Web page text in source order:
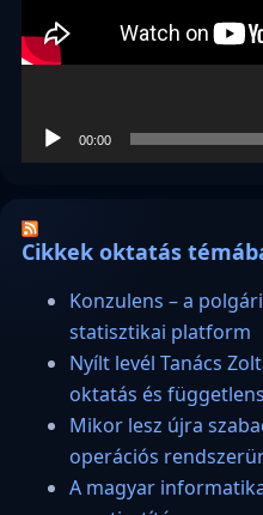
00:00
Cikkek oktatás
Konzulens – a
statisztikai platform
Nyílt levél Tanács
oktatás és
Mikor lesz újra
operációs
A magyar